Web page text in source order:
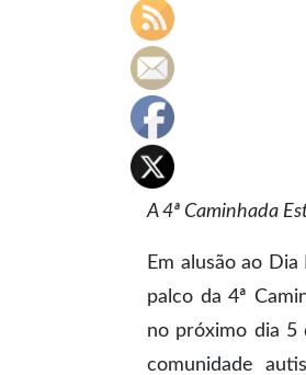
A 4ª Caminhada
Em alusão ao
palco da 4ª
no próximo dia 5
comunidade